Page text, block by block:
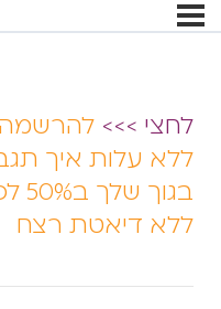
לחצי >>>להרשמה
ללא עלות איך
ללא דיאטת רצח